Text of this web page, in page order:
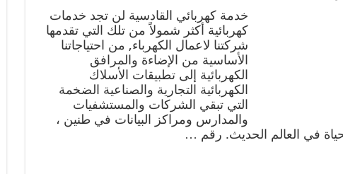
خدمة كهربائي القادسية لن تجد خدمات
كهربائية أكثر شمولاً من تلك التي تقدمها
شركتنا لاعمال الكهرباء, من احتياجاتنا
الأساسية من الإضاءة والمرافق
الكهربائية إلى تطبيقات الأسلاك
الكهربائية التجارية والصناعية الضخمة
التي تبقي الشركات والمستشفيات
والمدارس ومراكز البيانات في طنين ،
في العالم الحديث. رقم …